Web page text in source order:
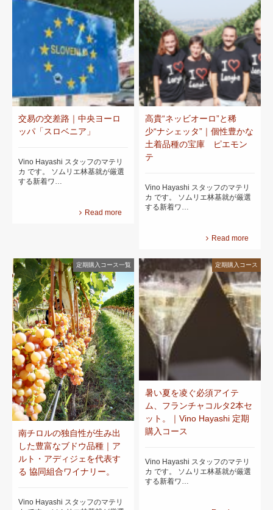
交易の交差路｜中央ヨーロ
ッパ「スロベニア」
Vino Hayashi スタッフのマテリ
カ です。 ソムリエ林基就が厳選
する新着ワ…
Read more
高貴“ネッビオーロ”と稀
少“ナシェッタ”｜個性豊かな
土着品種の宝庫 ピエモン
テ
Vino Hayashi スタッフのマテリ
カ です。 ソムリエ林基就が厳選
する新着ワ…
Read more
定期購入コース一覧
南チロルの独自性が生み出
した豊富なブドウ品種｜ア
ルト・アディジェを代表す
る 協同組合ワイナリー。
Vino Hayashi スタッフのマテリ
定期購入コース
暑い夏を凌ぐ必須アイテ
ム、フランチャコルタ2本セ
ット。｜Vino Hayashi 定期
購入コース
Vino Hayashi スタッフのマテリ
カ です。 ソムリエ林基就が厳選
する新着ワ…